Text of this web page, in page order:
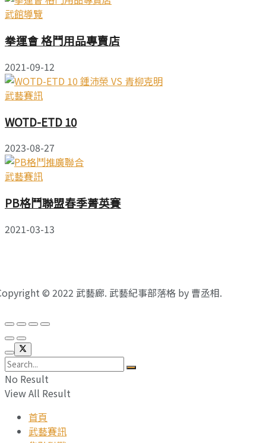
武館導覽
拳運會 格鬥用品專賣店
2021-09-12
武藝賽訊
WOTD-ETD 10
2023-08-27
武藝賽訊
PB格鬥聯盟春季菁英賽
2021-03-13
© 2022 武藝廊. 武藝紀事部落格 by 曹丞相.
No Result
View All Result
首頁
武藝賽訊